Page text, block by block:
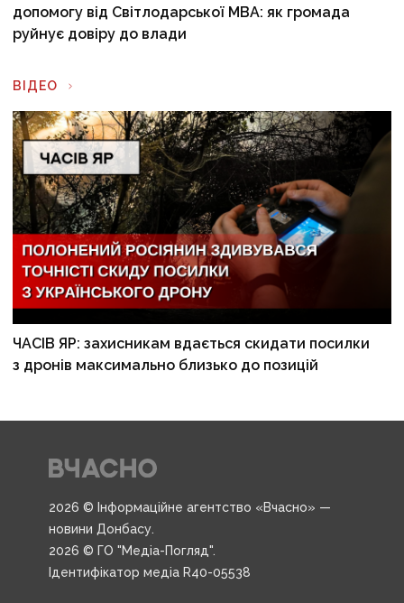
допомогу від Світлодарської МВА: як громада
руйнує довіру до влади
ВІДЕО
ЧАСІВ ЯР: захисникам вдається скидати посилки
з дронів максимально близько до позицій
2026 © Інформаційне агентство «Вчасно» —
новини Донбасу.
2026 © ГО "Медіа-Погляд".
Ідентифікатор медіа R40-05538